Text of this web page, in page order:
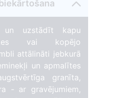
un uzstādīt kapu
vai kopējo
attālināti jebkurā
un apmalītes
granīta,
- ar gravējumiem,